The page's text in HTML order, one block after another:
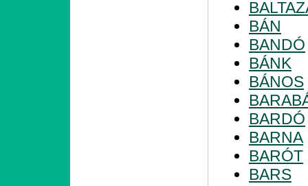
BÁN
BANDÓ
BÁNK
BÁNOS
BARDÓ
BARNA
BARÓT
BARS